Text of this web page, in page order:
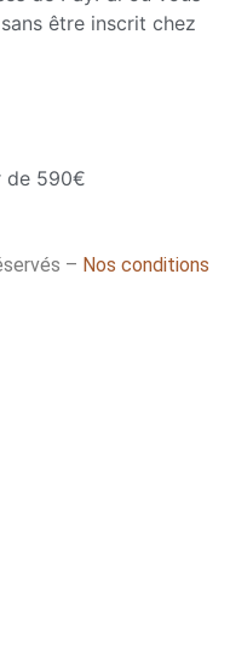
être inscrit chez
de 590€
– Nos conditions